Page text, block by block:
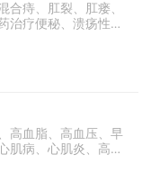
合痔、肛裂、肛瘘、
治疗便秘、溃疡性结
上黏膜环形切除术、
消痔灵注射术、复杂
开挂线术等。
高血脂、高血压、早
肌病、心肌炎、高脂